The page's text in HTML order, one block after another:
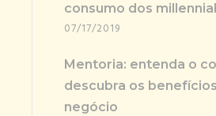
consumo dos
07/17/2019
Mentoria: entenda o
descubra os
negócio